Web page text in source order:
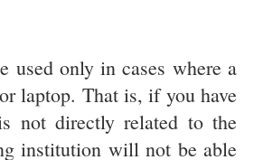
used only in cases where a
laptop. That is, if you have
not directly related to the
institution will not be able